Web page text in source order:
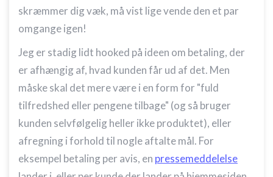
skræmmer dig væk, må vist lige vende den et par
omgange igen!
Jeg er stadig lidt hooked på ideen om betaling, der
er afhængig af, hvad kunden får ud af det. Men
måske skal det mere være i en form for "fuld
tilfredshed eller pengene tilbage" (og så bruger
kunden selvfølgelig heller ikke produktet), eller
afregning i forhold til nogle aftalte mål. For
eksempel betaling per avis, en pressemeddelelse